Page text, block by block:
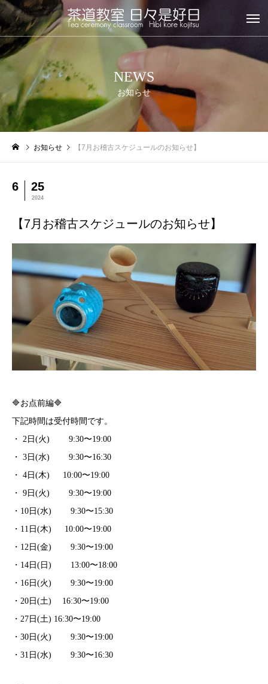
NEWS
お知らせ
お知らせ 【7月お稽古スケジュールのお知らせ】
6 25
2024
【7月お稽古スケジュールのお知らせ】
🔷お点前編🔷
下記時間は受付時間です。
・ 2日(火) 9:30〜19:00
・ 3日(水) 9:30〜16:30
・ 4日(木) 10:00〜19:00
・ 9日(火) 9:30〜19:00
・10日(水) 9:30〜15:30
・11日(木) 10:00〜19:00
・12日(金) 9:30〜19:00
・14日(日) 13:00〜18:00
・16日(火) 9:30〜19:00
・20日(土) 16:30〜19:00
・27日(土) 16:30〜19:00
・30日(火) 9:30〜19:00
・31日(水) 9:30〜16:30